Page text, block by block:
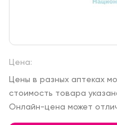
Цена:
Цены в разных аптеках
стоимость товара
Онлайн-цена может